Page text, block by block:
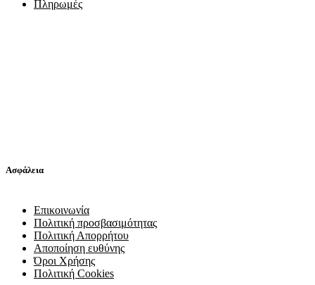
Πληρωμές
Ασφάλεια
Επικοινωνία
Πολιτική προσβασιμότητας
Πολιτική Απορρήτου
Αποποίηση ευθύνης
Όροι Χρήσης
Πολιτική Cookies